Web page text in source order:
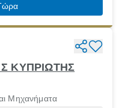
ΚΥΠΡΙΩΤΗΣ
Μηχανήματα